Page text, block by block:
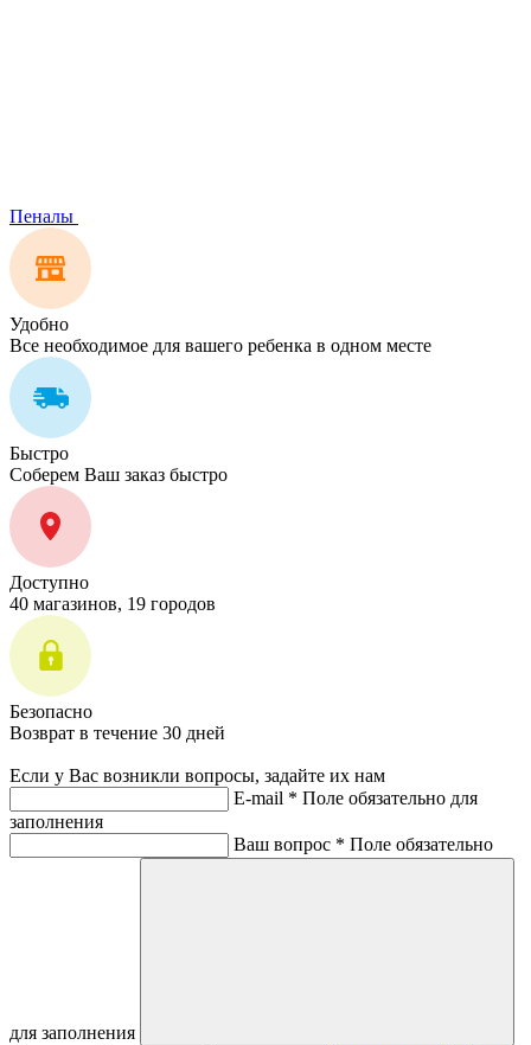
Пеналы
Удобно
Все необходимое для вашего ребенка в одном месте
Быстро
Соберем Ваш заказ быстро
Доступно
40 магазинов, 19 городов
Безопасно
Возврат в течение 30 дней
Если у Вас возникли вопросы, задайте их нам
E-mail * Поле обязательно для
заполнения
Ваш вопрос * Поле обязательно
для заполнения